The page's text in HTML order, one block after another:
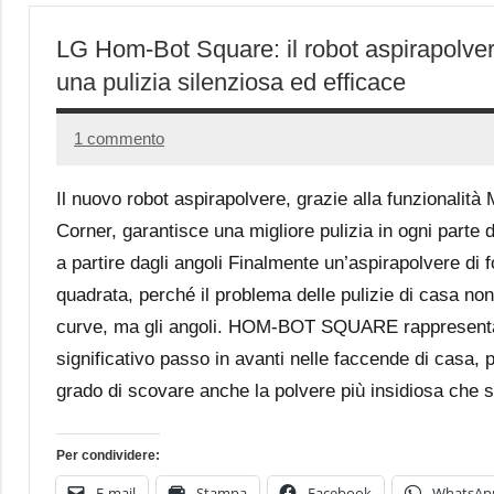
LG Hom-Bot Square: il robot
una pulizia silenziosa ed efficace
6
2014
Andrea
1 commento
Il nuovo robot aspirapolvere, grazie alla funzionalità
Corner, garantisce una migliore pulizia in ogni parte
a partire dagli angoli Finalmente un’aspirapolvere di
quadrata, perché il problema delle pulizie di casa
curve, ma gli angoli. HOM-BOT SQUARE
significativo passo in avanti nelle faccende di casa,
grado di scovare anche la polvere più insidiosa che
Per condividere: